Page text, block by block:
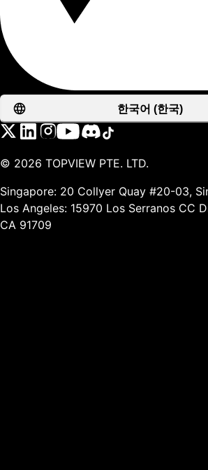
한국어 (한국)
© 2026 TOPVIEW PTE. LTD.
Singapore: 20 Collyer Quay #20-03,
Los Angeles: 15970 Los Serranos CC
CA 91709